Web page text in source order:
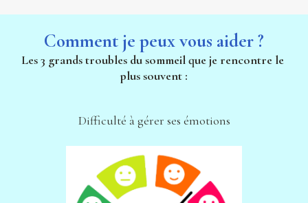
Comment je peux vous aider ?
Les 3 grands troubles du sommeil que je rencontre le
plus souvent :
Difficulté à gérer ses émotions